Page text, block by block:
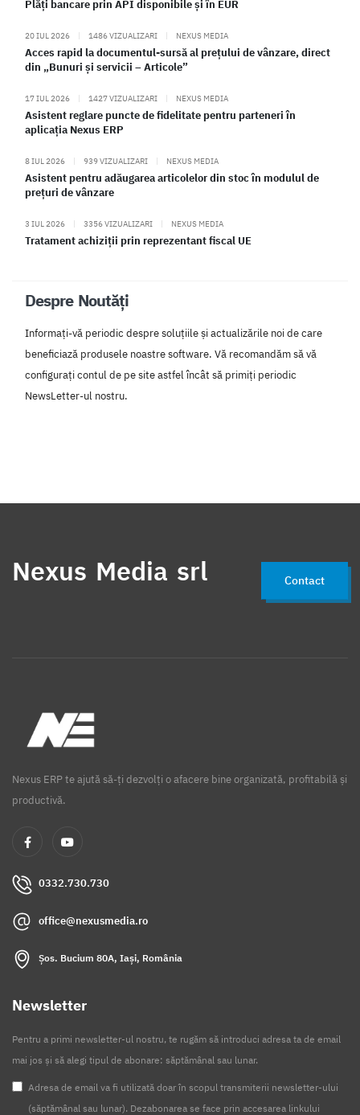
Plăți bancare prin API disponibile și în EUR
20 IUL 2026 | 1486 VIZUALIZARI | NEXUS MEDIA
Acces rapid la documentul-sursă al prețului de vânzare, direct
din „Bunuri și servicii – Articole”
17 IUL 2026 | 1427 VIZUALIZARI | NEXUS MEDIA
Asistent reglare puncte de fidelitate pentru parteneri în
aplicația Nexus ERP
8 IUL 2026 | 939 VIZUALIZARI | NEXUS MEDIA
Asistent pentru adăugarea articolelor din stoc în modulul de
prețuri de vânzare
3 IUL 2026 | 3356 VIZUALIZARI | NEXUS MEDIA
Tratament achiziții prin reprezentant fiscal UE
Despre Noutăți
Informați-vă periodic despre soluțiile și actualizările noi de care
beneficiază produsele noastre software. Vă recomandăm să vă
configurați contul de pe site astfel încât să primiți periodic
NewsLetter-ul nostru.
Nexus Media srl Contact
Nexus ERP te ajută să-ți dezvolți o afacere bine organizată, profitabilă și
productivă.
0332.730.730
office@nexusmedia.ro
Șos. Bucium 80A, Iași, România
Newsletter
Pentru a primi newsletter-ul nostru, te rugăm să introduci adresa ta de email
mai jos și să alegi tipul de abonare: săptămânal sau lunar.
Adresa de email va fi utilizată doar în scopul transmiterii newsletter-ului
(săptămânal sau lunar). Dezabonarea se face prin accesarea linkului